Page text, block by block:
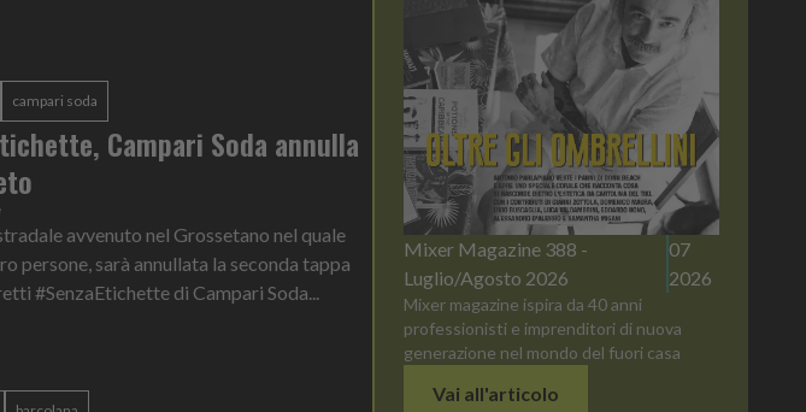
campari soda
Campari Soda annulla
avvenuto nel Grossetano nel quale
persone, sarà annullata la seconda tappa
#SenzaEtichette di Campari Soda...
Mixer Magazine 388 -
Luglio/Agosto 2026
07
2026
Mixer magazine ispira da 40 anni
professionisti e imprenditori di nuova
generazione nel mondo del fuori casa
Vai all'articolo